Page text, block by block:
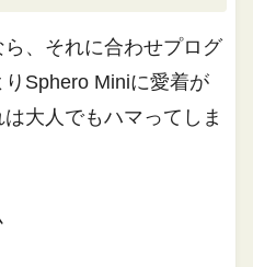
、それに合わせプログ
Sphero Miniに愛着が
大人でもハマってしま